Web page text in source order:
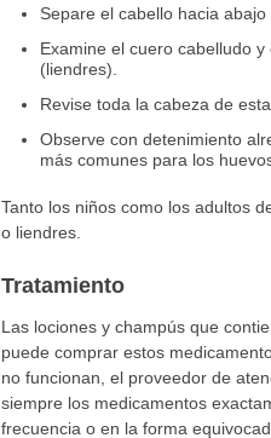
Separe el cabello hacia
Examine el cuero cabelludo
(liendres).
Revise toda la cabeza de
Observe con detenimiento
más comunes para los
Tanto los niños como los adultos
o liendres.
Tratamiento
Las lociones y champús que
puede comprar estos
no funcionan, el proveedor de
siempre los medicamentos
frecuencia o en la forma